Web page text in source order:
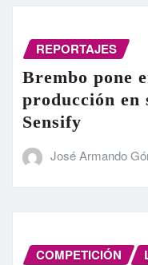
REPORTAJES
Brembo pone
producción en
Sensify
José Armando
COMPETICIÓN